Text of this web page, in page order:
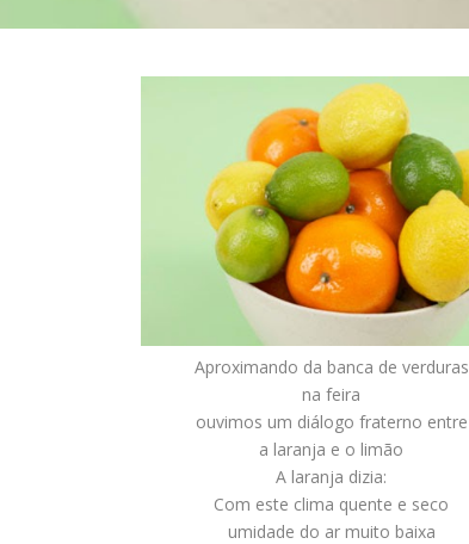
Aproximando da banca de verduras
na feira
ouvimos um diálogo fraterno entre
a laranja e o limão
A laranja dizia:
Com este clima quente e seco
umidade do ar muito baixa